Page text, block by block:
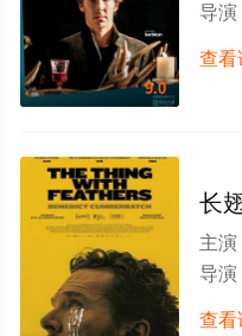
9.0
导演
查看
长
主演
导演
查看